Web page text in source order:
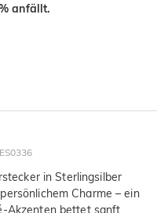
anfällt.
in Sterlingsilber
Charme – ein
Akzenten bettet sanft